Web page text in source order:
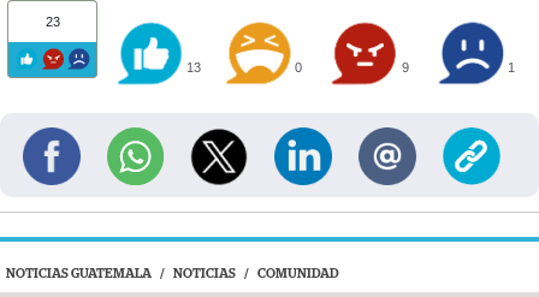
23
13 0 9 1
NOTICIAS GUATEMALA / NOTICIAS / COMUNIDAD